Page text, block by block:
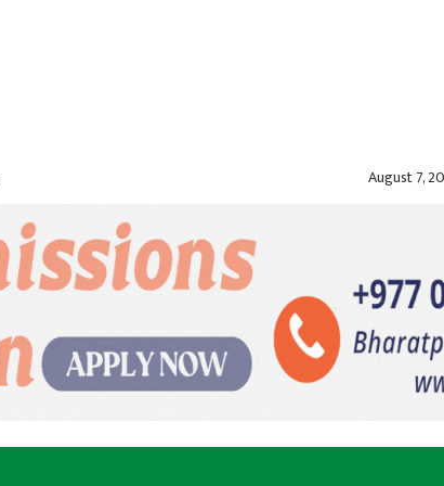
August 7,